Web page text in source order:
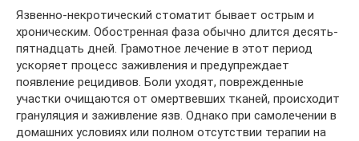
Язвенно-некротический стоматит бывает острым и
хроническим. Обостренная фаза обычно длится десять-
пятнадцать дней. Грамотное лечение в этот период
ускоряет процесс заживления и предупреждает
появление рецидивов. Боли уходят, поврежденные
участки очищаются от омертвевших тканей, происходит
грануляция и заживление язв. Однако при самолечении в
домашних условиях или полном отсутствии терапии на